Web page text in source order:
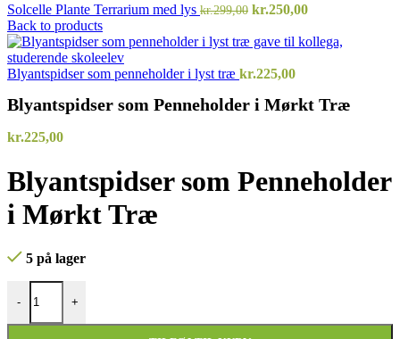
Solcelle Plante Terrarium med lys kr.299,00 Den
pris
kr.299,00.
kr.250,00Den
pris
Back to products
Blyantspidser som penneholder i lyst træ kr.225,00
Blyantspidser som Penneholder i Mørkt Træ
kr.225,00
Blyantspidser som Penneholder
i Mørkt Træ
5 på lager
-
Blyantspidser som Penneholder i Mørkt Træ antal
+